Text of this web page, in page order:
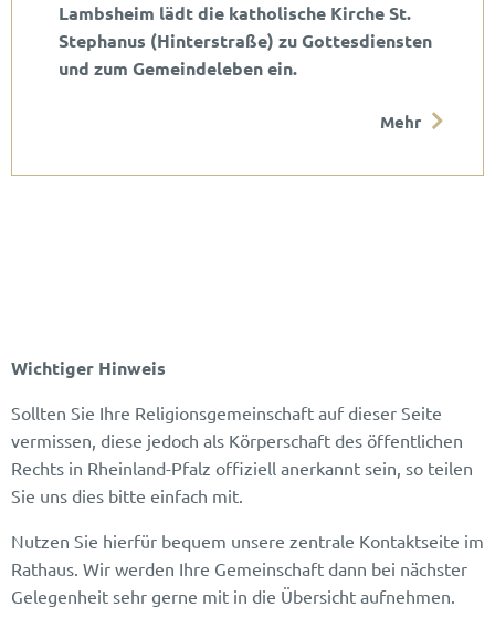
Lambsheim lädt die katholische Kirche St.
Stephanus (Hinterstraße) zu Gottesdiensten
und zum Gemeindeleben ein.
Mehr
Wichtiger Hinweis
Sollten Sie Ihre Religionsgemeinschaft auf dieser Seite
vermissen, diese jedoch als Körperschaft des öffentlichen
Rechts in Rheinland-Pfalz offiziell anerkannt sein, so teilen
Sie uns dies bitte einfach mit.
Nutzen Sie hierfür bequem unsere zentrale Kontaktseite im
Rathaus. Wir werden Ihre Gemeinschaft dann bei nächster
Gelegenheit sehr gerne mit in die Übersicht aufnehmen.